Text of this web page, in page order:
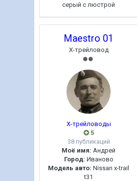
серый с люстрой
Maestro 01
Х-трейловод
Х-трейловоды
5
38 публикаций
Моё имя: Андрей
Город: Иваново
Модель авто: Nissan x-trail
t31